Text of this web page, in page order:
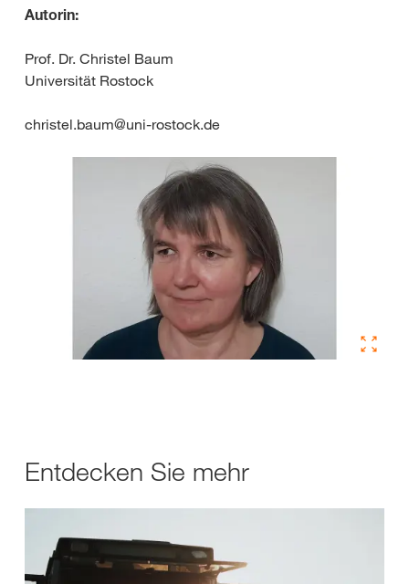
Autorin:
Prof. Dr. Christel Baum
Universität Rostock
christel.baum@uni-rostock.de
Entdecken Sie mehr